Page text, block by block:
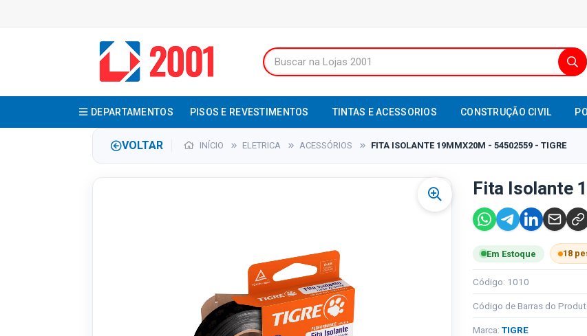
DEPARTAMENTOS PISOS E REVESTIMENTOS TINTAS E ACESSORIOS CONSTRUÇÃO CIVIL
VOLTAR INÍCIO ELETRICA ACESSÓRIOS FITA ISOLANTE 19MMX20M - 54502559 - TIGRE
Fita Isolante
Em Estoque 18
Código: 1010
Código de Barras do
Marca: TIGRE